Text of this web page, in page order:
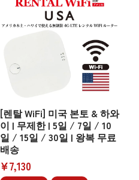
[렌탈 WiFi] 미국 본토 & 하와
이 | 무제한 | 5일 / 7일 / 10
일 / 15일 / 30일 | 왕복 무료
배송
¥7,130